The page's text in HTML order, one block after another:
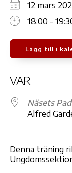
12 mars
18:00 -
Lägg till i
VAR
Näsets
Alfred
Denna träning